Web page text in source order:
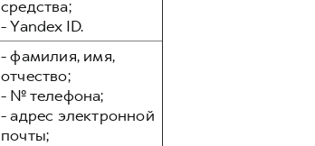
средства;
- Yandex ID.
- фамилия, имя,
отчество;
- № телефона;
- адрес электронной
почты;